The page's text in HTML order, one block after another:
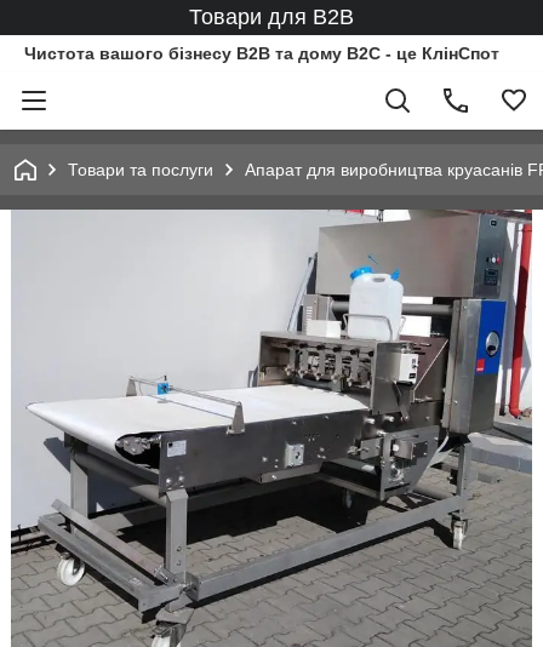
Товари для B2B
Чистота вашого бізнесу B2B та дому B2C - це КлінСпот
Товари та послуги Апарат для виробництва круасанів